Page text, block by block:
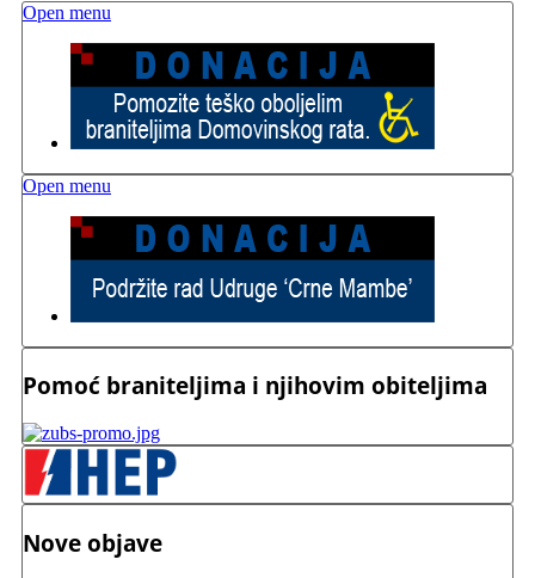
Open menu
Open menu
Pomoć braniteljima i njihovim obiteljima
Nove objave